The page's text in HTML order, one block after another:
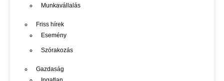
Munkavállalás
Friss hírek
Esemény
Szórakozás
Gazdaság